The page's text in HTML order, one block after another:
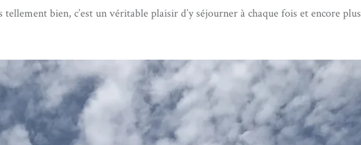
tellement bien, c’est un véritable plaisir d’y séjourner à chaque fois et encore plus